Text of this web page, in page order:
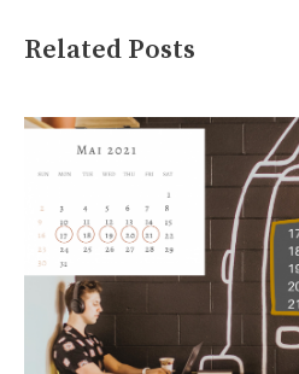
Related Posts